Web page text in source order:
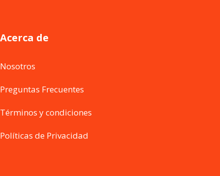
Acerca de
Nosotros
Preguntas Frecuentes
Términos y condiciones
Políticas de Privacidad